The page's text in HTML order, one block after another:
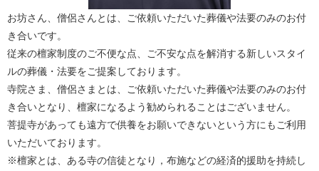
お坊さん、僧侶さんとは、ご依頼いただいた葬儀や法要のみのお付
き合いです。
従来の檀家制度のご不便な点、ご不安な点を解消する新しいスタイ
ルの葬儀・法要をご提案しております。
寺院さま、僧侶さまとは、ご依頼いただいた葬儀や法要のみのお付
き合いとなり、檀家になるよう勧められることはございません。
菩提寺があっても遠方で供養をお願いできないという方にもご利用
いただいております。
※檀家とは、ある寺の信徒となり，布施などの経済的援助を持続し